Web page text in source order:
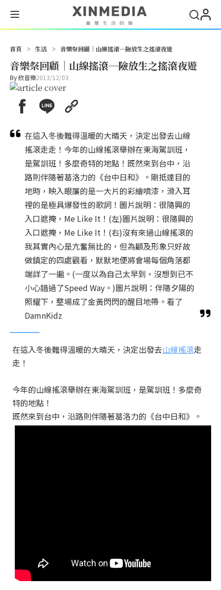
首頁 > 生活 > 音樂祭回顧│山線搖滾─險放生之搖滾夜遊
音樂祭回顧│山線搖滾─險放生之搖滾夜遊
By欣音樂2013/12/03
在這入冬後難得溫暖的大晴天，決定出發去山線
搖滾走走！今年的山線搖滾舉辦在東海駕訓班，
是駕訓班！多麼奇特的地點！既然來到台中，沿
路則伴隨著葛洛力的《台中日和》。剛抵達目的
地時，映入眼簾的是一大片的彩繪噴漆，滑入耳
裡的是極具爆發性的歌詞！圖片說明：很隨興的
入口遮掩，Me Like It！(左)圖片說明：很隨興的
入口遮掩，Me Like It！(右)沒有來過山線搖滾的
我其實內心是亢奮無比的，但為顧及形象只好故
做鎮定的四處觀看，默默地便將會場每個角落都
端詳了一遍。(一度以為自己太早到，沒想到已不
小心錯過了Speed Way。)圖片說明：伴隨夕陽的
照耀下，整場成了金黃閃閃的醒目地帶。看了
DamnKidz
在這入冬後難得溫暖的大晴天，決定出發去山線搖滾走
走！
今年的山線搖滾舉辦在東海駕訓班，是駕訓班！多麼奇
特的地點！
既然來到台中，沿路則伴隨著葛洛力的《台中日和》。